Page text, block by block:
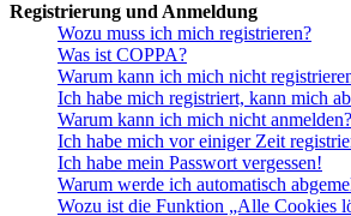
Registrierung und Anmeldung
Wozu muss ich mich registrieren?
Was ist COPPA?
Warum kann ich mich nicht
Ich habe mich registriert, kann mich
Warum kann ich mich nicht anmelden?
Ich habe mich vor einiger Zeit
Ich habe mein Passwort vergessen!
Warum werde ich automatisch
Wozu ist die Funktion „Alle Cookies